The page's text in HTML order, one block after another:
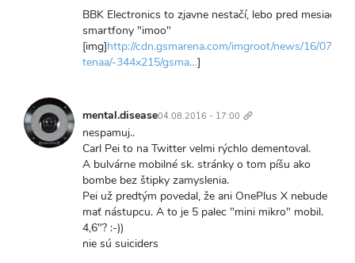
BBK Electronics to zjavne nestačí, lebo pred
smartfony "imoo"
[img]http://cdn.gsmarena.com/imgroot/news/16/07/
tenaa/-344x215/gsma…]
mental.disease04.08.2016 - 17:00 odkaz
nespamuj..
Carl Pei to na Twitter velmi rýchlo dementoval.
A bulvárne mobilné sk. stránky o tom píšu ako
bombe bez štipky zamyslenia.
Pei už predtým povedal, že ani OnePlus X nebude
mať nástupcu. A to je 5 palec "mini mikro" mobil.
4,6"? :-))
nie sú suiciders